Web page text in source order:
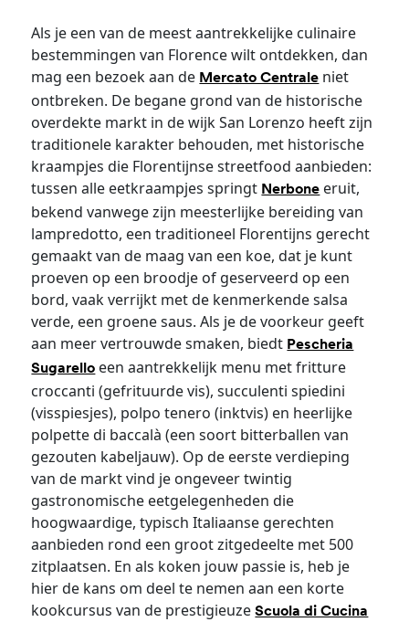
Als je een van de meest aantrekkelijke culinaire
bestemmingen van Florence wilt ontdekken, dan
mag een bezoek aan de Mercato Centrale niet
ontbreken. De begane grond van de historische
overdekte markt in de wijk San Lorenzo heeft zijn
traditionele karakter behouden, met historische
kraampjes die Florentijnse streetfood aanbieden:
tussen alle eetkraampjes springt Nerbone eruit,
bekend vanwege zijn meesterlijke bereiding van
lampredotto, een traditioneel Florentijns gerecht
gemaakt van de maag van een koe, dat je kunt
proeven op een broodje of geserveerd op een
bord, vaak verrijkt met de kenmerkende salsa
verde, een groene saus. Als je de voorkeur geeft
aan meer vertrouwde smaken, biedt Pescheria
Sugarello een aantrekkelijk menu met fritture
croccanti (gefrituurde vis), succulenti spiedini
(visspiesjes), polpo tenero (inktvis) en heerlijke
polpette di baccalà (een soort bitterballen van
gezouten kabeljauw). Op de eerste verdieping
van de markt vind je ongeveer twintig
gastronomische eetgelegenheden die
hoogwaardige, typisch Italiaanse gerechten
aanbieden rond een groot zitgedeelte met 500
zitplaatsen. En als koken jouw passie is, heb je
hier de kans om deel te nemen aan een korte
kookcursus van de prestigieuzeScuola di Cucina